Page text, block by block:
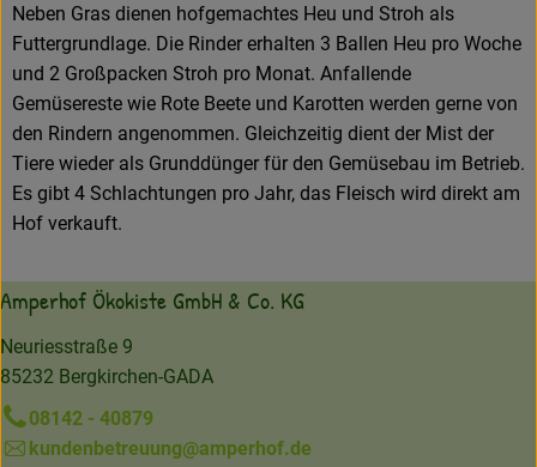
Neben Gras dienen hofgemachtes Heu und Stroh als
Futtergrundlage. Die Rinder erhalten 3 Ballen Heu pro Woche
und 2 Großpacken Stroh pro Monat. Anfallende
Gemüsereste wie Rote Beete und Karotten werden gerne von
den Rindern angenommen. Gleichzeitig dient der Mist der
Tiere wieder als Grunddünger für den Gemüsebau im Betrieb.
Es gibt 4 Schlachtungen pro Jahr, das Fleisch wird direkt am
Hof verkauft.
Amperhof Ökokiste GmbH & Co. KG
Neuriesstraße 9
85232 Bergkirchen-GADA
08142 - 40879
kundenbetreuung@amperhof.de